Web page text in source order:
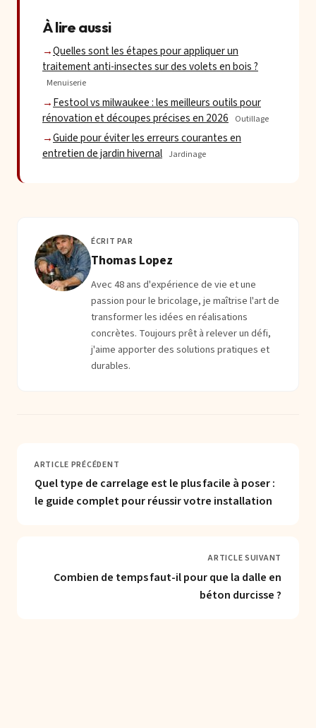
À lire aussi
Quelles sont les étapes pour appliquer un
traitement anti-insectes sur des volets en bois ?
Menuiserie
Festool vs milwaukee : les meilleurs outils pour
rénovation et découpes précises en 2026
Outillage
Guide pour éviter les erreurs courantes en
entretien de jardin hivernal Jardinage
ÉCRIT PAR
Thomas Lopez
Avec 48 ans d'expérience de vie et une
passion pour le bricolage, je maîtrise l'art de
transformer les idées en réalisations
concrètes. Toujours prêt à relever un défi,
j'aime apporter des solutions pratiques et
durables.
ARTICLE PRÉCÉDENT
Quel type de carrelage est le plus facile à poser :
le guide complet pour réussir votre installation
ARTICLE SUIVANT
Combien de temps faut-il pour que la dalle en
béton durcisse ?